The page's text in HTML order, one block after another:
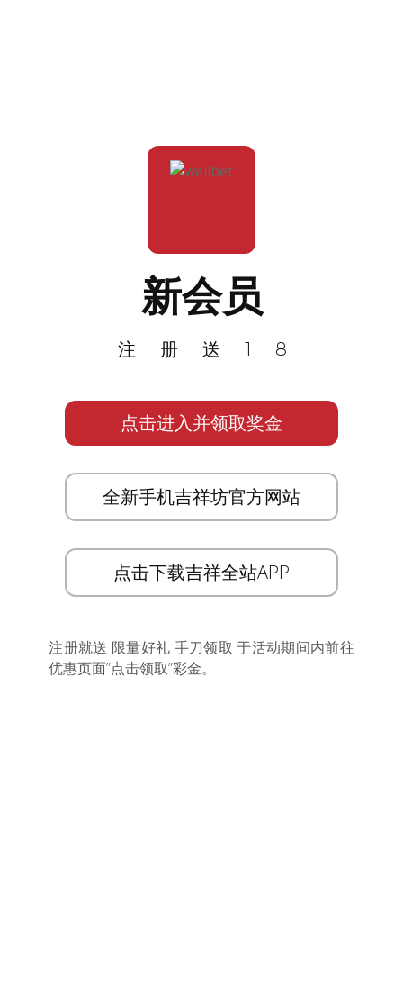
新会员
注册送18
点击进入并领取奖金
全新手机吉祥坊官方网站
点击下载吉祥全站APP
注册就送 限量好礼 手刀领取 于活动期间内前往
优惠页面”点击领取”彩金。